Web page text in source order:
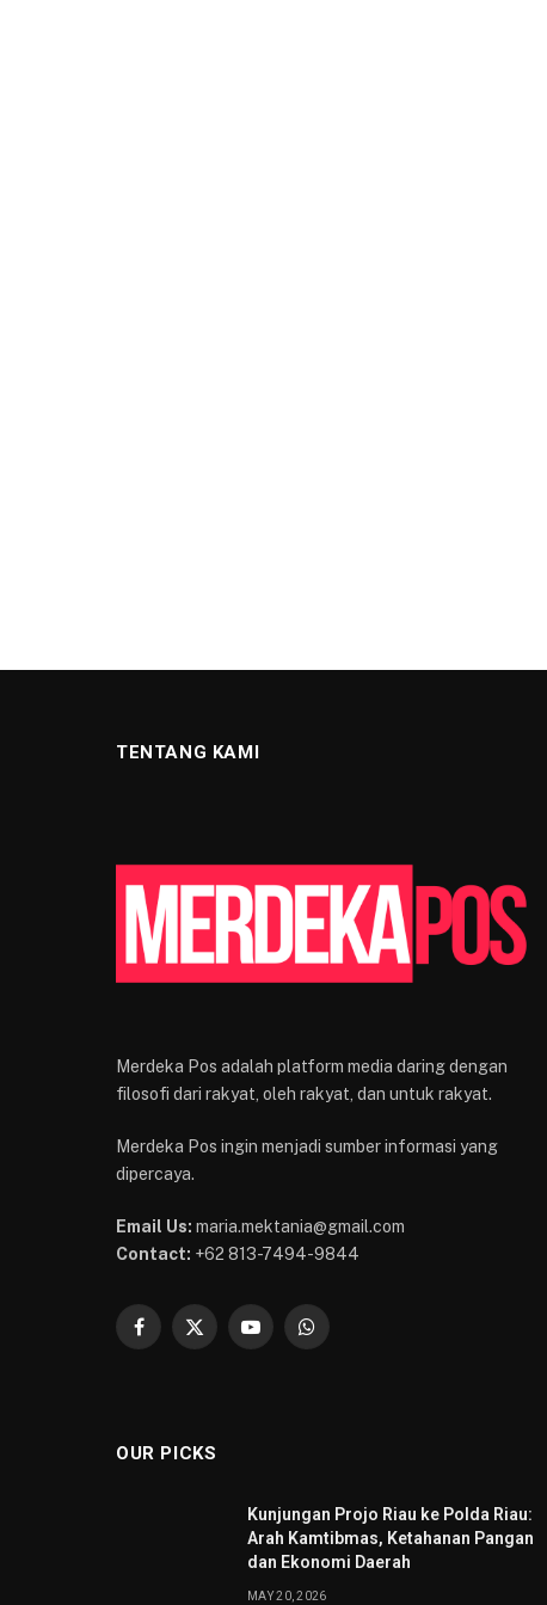
TENTANG KAMI
Merdeka Pos adalah platform media daring dengan
filosofi dari rakyat, oleh rakyat, dan untuk rakyat.
Merdeka Pos ingin menjadi sumber informasi yang
dipercaya.
Email Us: maria.mektania@gmail.com
Contact: +62 813-7494-9844
Facebook
X
YouTubeWhatsApp
OUR PICKS
Kunjungan Projo Riau ke Polda Riau:
Arah Kamtibmas, Ketahanan Pangan
dan Ekonomi Daerah
MAY 20, 2026